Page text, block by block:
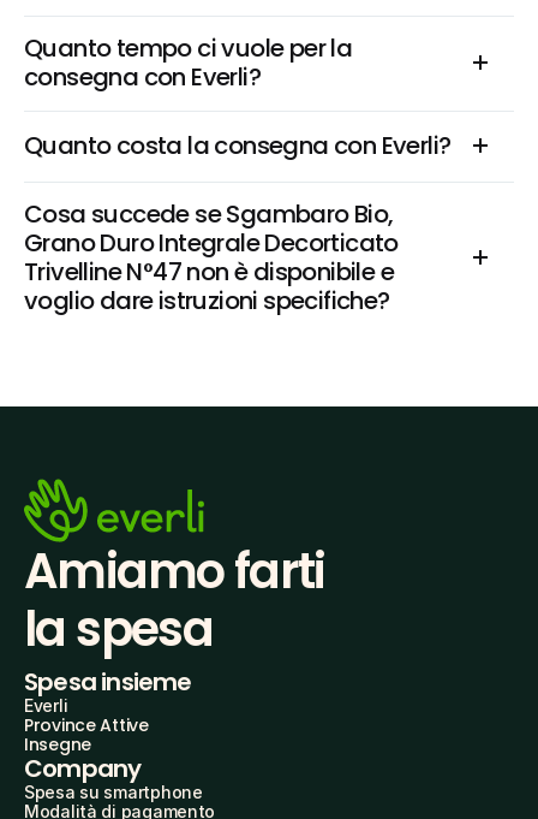
Quanto tempo ci vuole per la
consegna con Everli?
Quanto costa la consegna con Everli?
Cosa succede se Sgambaro Bio,
Grano Duro Integrale Decorticato
Trivelline N°47 non è disponibile e
voglio dare istruzioni specifiche?
Amiamo farti
la spesa
Spesa insieme
Everli
Province Attive
Insegne
Company
Spesa su smartphone
Modalità di pagamento